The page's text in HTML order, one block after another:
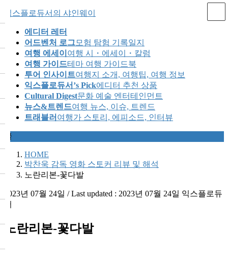
Skip
to
content
Skip
to
Navigation
익스플로듀서의 샤인웨이
에디터 레터
어드벤처 로그모험 탐험 기록일지
여행 에세이 여행 시・에세이・칼럼
여행 가이드테마 여행 가이드북
투어 인사이트여행지 소개, 여행팁, 여행 정보
익스플로듀서’s Pick에디터 추천 상품
Cultural Digest문화 예술 엔터테인먼트
뉴스&트렌드여행 뉴스, 이슈, 트렌드
트래블러 여행가 스토리, 에피소드, 인터뷰
글
HOME
박찬욱 감독 영화 스토커 리뷰 및 해석
노란리본-꽃다발
2023년 07월 24일 / Last updated : 2023년 07월 24일 익스플로듀
서
노란리본-꽃다발